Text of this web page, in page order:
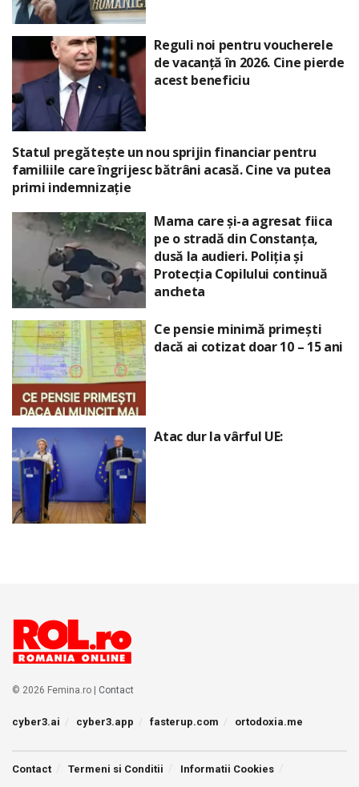
Reguli noi pentru voucherele
de vacanță în 2026. Cine pierde
acest beneficiu
Statul pregătește un nou sprijin financiar pentru
familiile care îngrijesc bătrâni acasă. Cine va putea
primi indemnizație
Mama care și-a agresat fiica
pe o stradă din Constanța,
dusă la audieri. Poliția și
Protecția Copilului continuă
ancheta
Ce pensie minimă primești
dacă ai cotizat doar 10 – 15 ani
Atac dur la vârful UE:
© 2026 Femina.ro | Contact
cyber3.ai cyber3.app fasterup.com ortodoxia.me
Contact Termeni si Conditii
Informatii Cookies